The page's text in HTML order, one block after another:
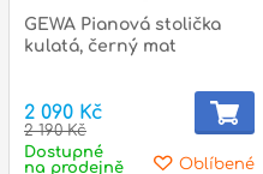
GEWA Pianová stolička
kulatá, černý mat
2 090 Kč
2 190 Kč
Oblíbené
Dostupné
na prodejně